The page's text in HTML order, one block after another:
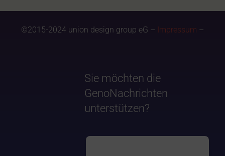
©2015-2024 union design group eG – Impressum –
Sie möchten die
GenoNachrichten
unterstützen?